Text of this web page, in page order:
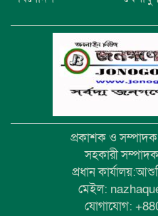
উচ্চ
প্রকাশক ও
সহকারী
প্রধান
মেইল:
যোগাযোগ: